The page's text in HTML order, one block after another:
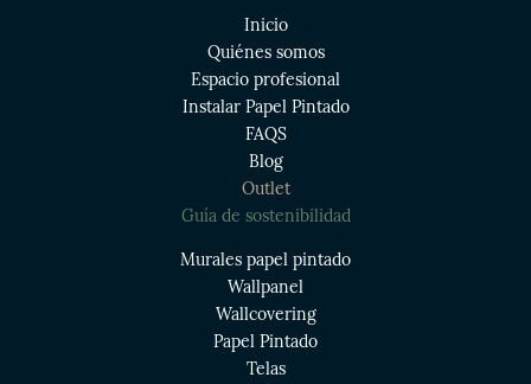
Inicio
Quiénes somos
Espacio profesional
Instalar Papel Pintado
FAQS
Blog
Outlet
Guía de sostenibilidad
Murales papel pintado
Wallpanel
Wallcovering
Papel Pintado
Telas